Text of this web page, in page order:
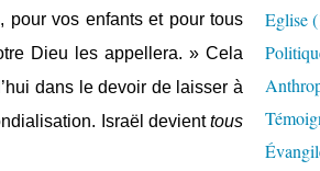
pour vos enfants et pour tous
Dieu les appellera. » Cela
dans le devoir de laisser à
Israël devienttous
Eglise